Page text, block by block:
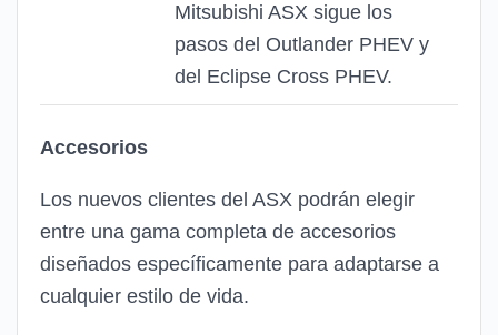
Mitsubishi ASX sigue los
pasos del Outlander PHEV y
del Eclipse Cross PHEV.
Accesorios
Los nuevos clientes del ASX podrán elegir
entre una gama completa de accesorios
diseñados específicamente para adaptarse a
cualquier estilo de vida.